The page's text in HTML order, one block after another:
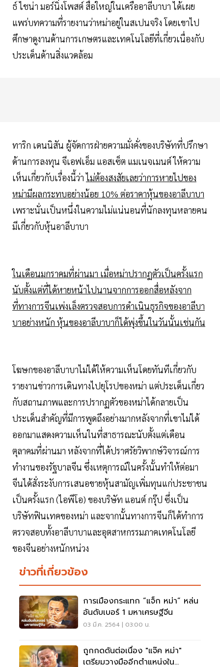
ธ์ ไชน่า มอร์นิ่งโพสต์ สื่อใหญ่ในเครืออาลีบาบา ได้เผย
แพร่บทความที่รายงานว่าหม่าอยู่ในสเปนจริง โดยเขาไป
ศึกษาดูงานด้านการเกษตรและเทคโนโลยีที่เกี่ยวเนื่องกับ
ประเด็นด้านสิ่งแวดล้อม
ทาริก เดนนิสัน ผู้จัดการฝ่ายความมั่งคั่งของบริษัทที่ปรึกษา
ด้านการลงทุน จีเอฟเอ็ม แอสเซ็ต แมเนจเมนต์ ให้ความ
เห็นเกี่ยวกับเรื่องนี้ว่าไม่ต้องสงสัยเลยว่าการหายไปของ
หม่ามีผลกระทบอย่างน้อย 10% ต่อราคาหุ้นของอาลีบาบา
เพราะนั่นเป็นหนึ่งในความไม่แน่นอนที่นักลงทุนหลายคน
มีเกี่ยวกับหุ้นอาลีบาบา
ในเดือนมกราคมที่ผ่านมา เมื่อหม่าปรากฏตัวเป็นครั้งแรก
นับตั้งแต่ที่ได้หายหน้าไปนานจากการออกสื่อหลังจาก
ที่ทางการจีนเพ่งเล็งตรวจสอบการดำเนินธุรกิจของอาลีบา
บาอย่างหนัก หุ้นของอาลีบาบาก็ได้พุ่งขึ้นในวันนั้นเช่นกัน
โฆษกของอาลีบาบาไม่ได้ให้ความเห็นโดยทันทีเกี่ยวกับ
รายงานข่าวการเดินทางไปยุโรปของหม่า แต่ประเด็นเกี่ยว
กับสถานภาพและการปรากฏตัวของหม่าได้กลายเป็น
ประเด็นสำคัญที่มีการพูดถึงอย่างมากหลังจากที่เขาไม่ได้
ออกมาแสดงความเห็นในที่สาธารณะนับตั้งแต่เดือน
ตุลาคมที่ผ่านมา หลังจากที่ได้ปราศรัยวิพากษ์วิจารณ์การ
ทำงานของรัฐบาลจีน ซึ่งเหตุการณ์ในครั้งนั้นทำให้ต่อมา
จีนได้สั่งระงับการเสนอขายหุ้นสามัญเพิ่มทุนแก่ประชาชน
เป็นครั้งแรก (ไอพีโอ) ของบริษัท แอนต์ กรุ๊ป ซึ่งเป็น
บริษัทฟินเทคของหม่า และจากนั้นทางการจีนก็ได้ทำการ
ตรวจสอบทั้งอาลีบาบาและอุตสาหกรรมภาคเทคโนโลยี
ของจีนอย่างหนักหน่วง
ข่าวที่เกี่ยวข้อง
การเมืองกระแทก “แจ็ก หม่า” หล่น
อันดับเบอร์ 1 มหาเศรษฐีจีน
03 มี.ค. 2564 | 03:00 น.
ถูกกดดันต่อเนื่อง "แจ๊ค หม่า"
เตรียมวางมืออีกตำแหน่งใน